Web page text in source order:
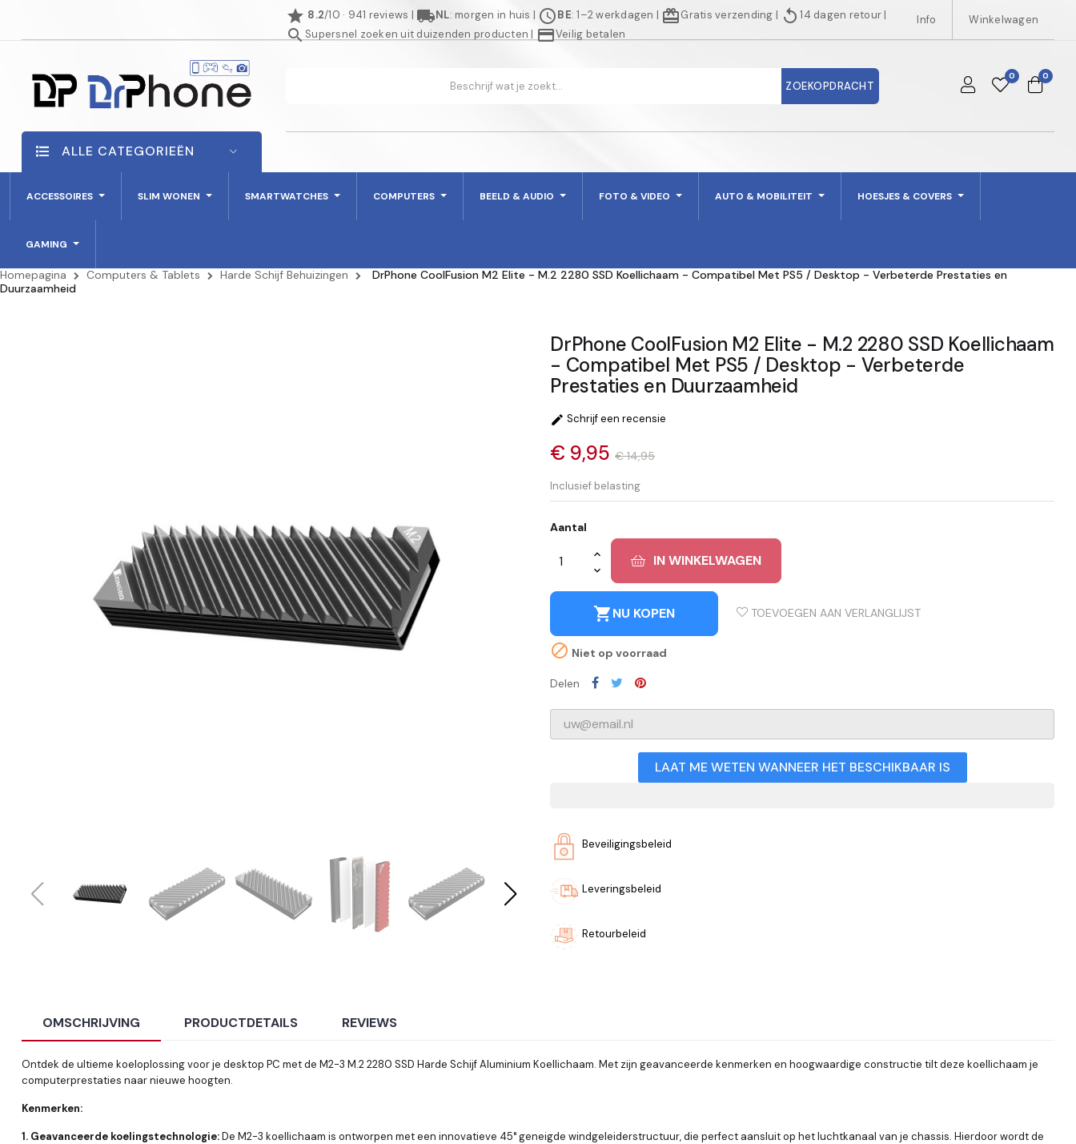
star 8.2/10 · 941 reviews | local_shippingNL: morgen in huis | scheduleBE: 1–2 werkdagen | redeemGratis verzending | replay14 dagen retour |
searchSupersnel zoeken uit duizenden producten | credit_cardVeilig betalen
Info Winkelwagen
ZOEKOPDRACHT
0 0
ALLE CATEGORIEËN
ACCESSOIRES SLIM WONEN SMARTWATCHES COMPUTERS BEELD & AUDIO FOTO & VIDEO AUTO & MOBILITEIT HOESJES & COVERS
GAMING
Homepagina Computers & Tablets Harde Schijf Behuizingen
DrPhone CoolFusion M2 Elite - M.2 2280 SSD Koellichaam - Compatibel Met PS5 / Desktop - Verbeterde Prestaties en
Duurzaamheid
DrPhone CoolFusion M2 Elite - M.2 2280 SSD Koellichaam
- Compatibel Met PS5 / Desktop - Verbeterde
Prestaties en Duurzaamheid
 Schrijf een recensie
€ 9,95 € 14,95
Inclusief belasting
Aantal
IN WINKELWAGEN
shopping_cartNU KOPEN TOEVOEGEN AAN VERLANGLIJST
 Niet op voorraad
Delen
LAAT ME WETEN WANNEER HET BESCHIKBAAR IS
Beveiligingsbeleid
Leveringsbeleid
Retourbeleid
OMSCHRIJVING PRODUCTDETAILS REVIEWS
Ontdek de ultieme koeloplossing voor je desktop PC met de M2-3 M.2 2280 SSD Harde Schijf Aluminium Koellichaam. Met zijn geavanceerde kenmerken en hoogwaardige constructie tilt deze koellichaam je
computerprestaties naar nieuwe hoogten.
Kenmerken:
1. Geavanceerde koelingstechnologie:De M2-3 koellichaam is ontworpen met een innovatieve 45° geneigde windgeleiderstructuur, die perfect aansluit op het luchtkanaal van je chassis. Hierdoor wordt de